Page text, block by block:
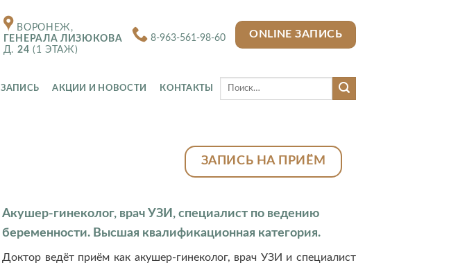
ВОРОНЕЖ,
ГЕНЕРАЛА ЛИЗЮКОВА
Д. 24 (1 ЭТАЖ)
8-963-561-98-60 ONLINE ЗАПИСЬ
ЗАПИСЬ АКЦИИ И НОВОСТИ КОНТАКТЫ
ЗАПИСЬ НА ПРИЁМ
Акушер-гинеколог, врач УЗИ, специалист по ведению
беременности. Высшая квалификационная категория.
Доктор ведёт приём как акушер-гинеколог, врач УЗИ и специалист